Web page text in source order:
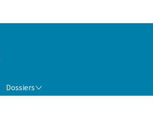
Dossiers